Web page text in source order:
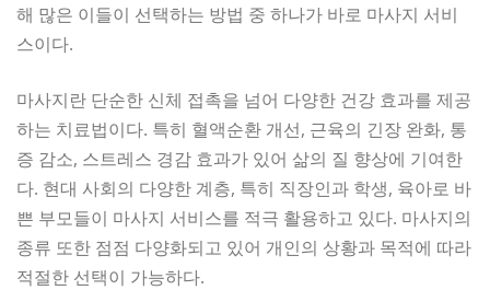
해 많은 이들이 선택하는 방법 중 하나가 바로 마사지 서비
스이다.
마사지란 단순한 신체 접촉을 넘어 다양한 건강 효과를 제공
하는 치료법이다. 특히 혈액순환 개선, 근육의 긴장 완화, 통
증 감소, 스트레스 경감 효과가 있어 삶의 질 향상에 기여한
다. 현대 사회의 다양한 계층, 특히 직장인과 학생, 육아로 바
쁜 부모들이 마사지 서비스를 적극 활용하고 있다. 마사지의
종류 또한 점점 다양화되고 있어 개인의 상황과 목적에 따라
적절한 선택이 가능하다.